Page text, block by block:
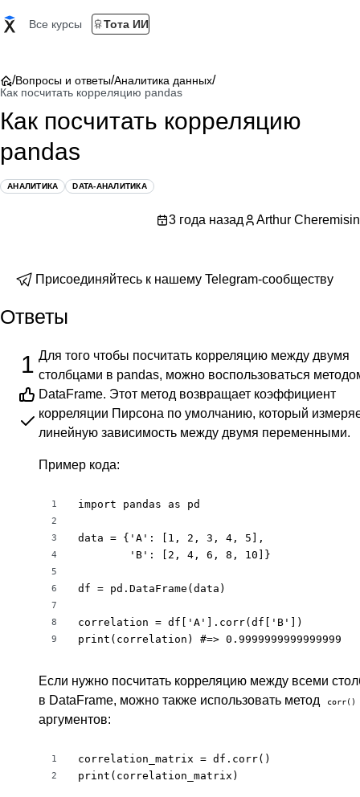
Все курсы Тота ИИ
/Вопросы и ответы/Аналитика данных/
Как посчитать корреляцию pandas
Как посчитать корреляцию
pandas
АНАЛИТИКА DATA-АНАЛИТИКА
3 года назад Arthur Cheremisin
Присоединяйтесь к нашему Telegram-сообществу
Ответы
1 Для того чтобы посчитать корреляцию между двумя
столбцами в pandas, можно воспользоваться
DataFrame. Этот метод возвращает коэффициент
корреляции Пирсона по умолчанию, который
линейную зависимость между двумя переменными.
Пример кода:
1
2
3
4
5
6
7
8
9
import pandas as pd
data = {'A': [1, 2, 3, 4, 5],
        'B': [2, 4, 6, 8, 10]}
df = pd.DataFrame(data)
correlation = df['A'].corr(df['B'])
print(correlation) #=> 0.9999999999999999
Если нужно посчитать корреляцию между всеми
в DataFrame, можно также использовать метод
corr()
аргументов:
1
2
correlation_matrix = df.corr()
print(correlation_matrix)